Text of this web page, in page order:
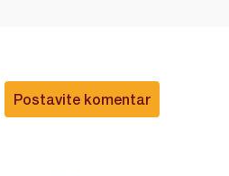
Postavite komentar